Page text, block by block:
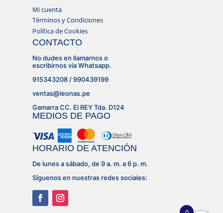
Mi cuenta
Términos y Condiciones
Política de Cookies
CONTACTO
No dudes en llamarnos o
escribirnos vía Whatsapp.
915343208 / 990439199
ventas@leonas.pe
Gamarra CC. El REY Tda. D124
MEDIOS DE PAGO
HORARIO DE ATENCIÓN
De lunes a sábado, de 9 a. m. a 6 p. m.
Síguenos en nuestras redes sociales: